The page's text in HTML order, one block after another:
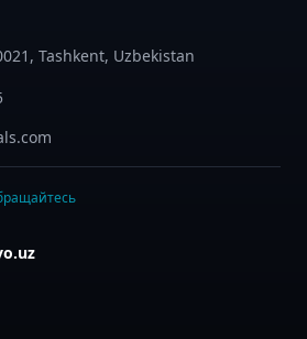
Tashkent, Uzbekistan